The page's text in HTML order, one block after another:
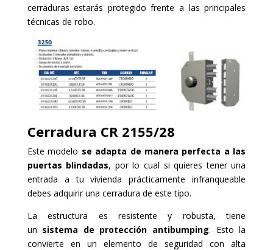
cerraduras estarás protegido frente a las principales
técnicas de robo.
Cerradura CR 2155/28
Este modelo se adapta de manera perfecta a las
puertas blindadas, por lo cual si quieres tener una
entrada a tu vivienda prácticamente infranqueable
debes adquirir una cerradura de este tipo.
La estructura es resistente y robusta, tiene
un sistema de protección antibumping. Esto la
convierte en un elemento de seguridad con alta